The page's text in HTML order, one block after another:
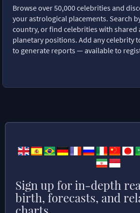
Browse over 50,000 celebrities and
your astrological placements. Search
country, or find celebrities with shared
planetary positions. Add any celebrity
to generate reports — available to
Sign up for in-depth
birth, forecasts, and